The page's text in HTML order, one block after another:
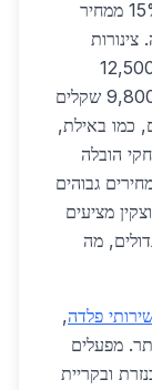
200) עולה 4,200 שקלים לטון, נמוך ב-15% ממחיר
304 לבנייה פנימית מתומחרים ב-12,500
שקלים לטון, ופלטות אלומיניום אנודייזד ב-9,800 שקלים
כמו באילת,
ב-25% בגלל מרחקי הובלה
גבוהים
מציעים
גדולים, מה
פלדה,
מפעלים
ובקריית